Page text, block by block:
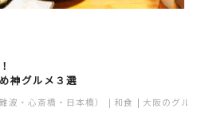
神グルメ３選
波・心斎橋・日本橋） 和食 大阪のグルメ